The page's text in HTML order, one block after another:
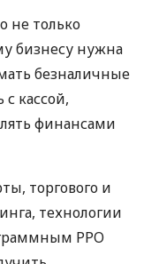
не только
бизнесу нужна
безналичные
кассой,
финансами
торгового и
технологии
РРО